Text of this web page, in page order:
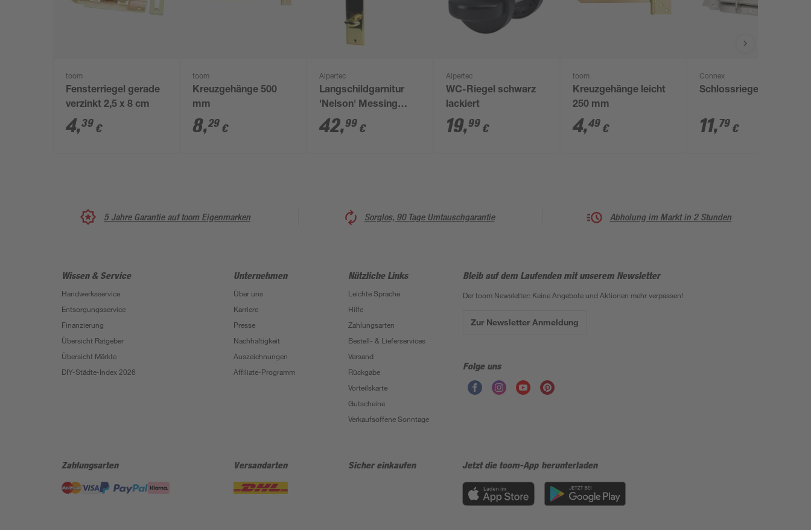
toom
Fensterriegel gerade
verzinkt 2,5 x 8 cm
4,39 €
toom
Kreuzgehänge 500
mm
8,29 €
Alpertec
Langschildgarnitur
'Nelson' Messing
poliert, für Bad/WC
42,99 €
Alpertec
WC-Riegel schwarz
lackiert
19,99 €
toom
Kreuzgehänge leicht
250 mm
4,49 €
Connex
Schlossriegel gerade
11,79 €
5 Jahre Garantie auf toom Eigenmarken Sorglos, 90 Tage Umtauschgarantie Abholung im Markt in 2 Stunden
Wissen & Service
Handwerksservice
Entsorgungsservice
Finanzierung
Übersicht Ratgeber
Übersicht Märkte
DIY-Städte-Index 2026
Unternehmen
Über uns
Karriere
Presse
Nachhaltigkeit
Auszeichnungen
Affiliate-Programm
Nützliche Links
Leichte Sprache
Hilfe
Zahlungsarten
Bestell- & Lieferservices
Versand
Rückgabe
Vorteilskarte
Gutscheine
Verkaufsoffene Sonntage
Bleib auf dem Laufenden mit unserem Newsletter
Der toom Newsletter: Keine Angebote und Aktionen mehr verpassen!
Zur Newsletter Anmeldung
Folge uns
Zahlungsarten Versandarten Sicher einkaufen Jetzt die toom-App herunterladen